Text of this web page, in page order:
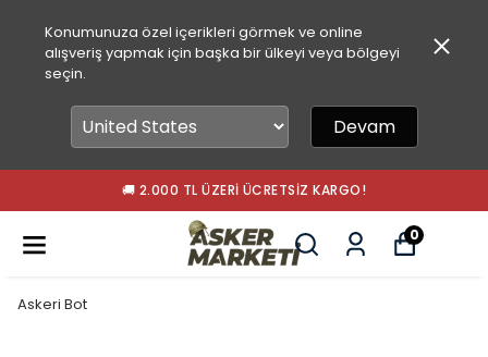
Konumunuza özel içerikleri görmek ve online
alışveriş yapmak için başka bir ülkeyi veya bölgeyi
seçin.
Devam
🚚 2.000 TL ÜZERI ÜCRETSIZ KARGO!
0
Askeri Bot